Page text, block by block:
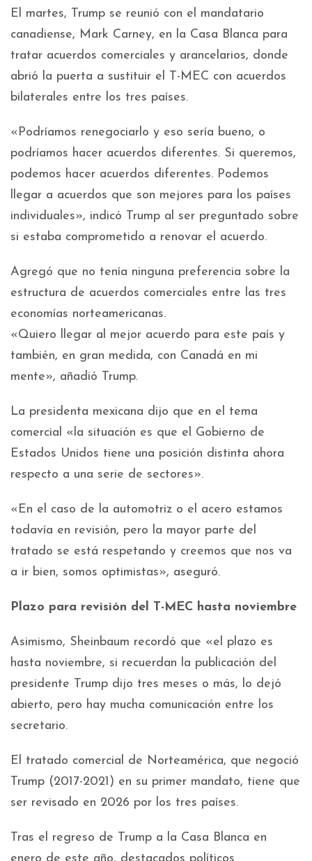
El martes, Trump se reunió con el mandatario
canadiense, Mark Carney, en la Casa Blanca para
tratar acuerdos comerciales y arancelarios, donde
abrió la puerta a sustituir el T-MEC con acuerdos
bilaterales entre los tres países.
«Podríamos renegociarlo y eso sería bueno, o
podríamos hacer acuerdos diferentes. Si queremos,
podemos hacer acuerdos diferentes. Podemos
llegar a acuerdos que son mejores para los países
individuales», indicó Trump al ser preguntado sobre
si estaba comprometido a renovar el acuerdo.
Agregó que no tenía ninguna preferencia sobre la
estructura de acuerdos comerciales entre las tres
economías norteamericanas.
«Quiero llegar al mejor acuerdo para este país y
también, en gran medida, con Canadá en mi
mente», añadió Trump.
La presidenta mexicana dijo que en el tema
comercial «la situación es que el Gobierno de
Estados Unidos tiene una posición distinta ahora
respecto a una serie de sectores».
«En el caso de la automotriz o el acero estamos
todavía en revisión, pero la mayor parte del
tratado se está respetando y creemos que nos va
a ir bien, somos optimistas», aseguró.
Plazo para revisión del T-MEC hasta noviembre
Asimismo, Sheinbaum recordó que «el plazo es
hasta noviembre, si recuerdan la publicación del
presidente Trump dijo tres meses o más, lo dejó
abierto, pero hay mucha comunicación entre los
secretario.
El tratado comercial de Norteamérica, que negoció
Trump (2017-2021) en su primer mandato, tiene que
ser revisado en 2026 por los tres países.
Tras el regreso de Trump a la Casa Blanca en